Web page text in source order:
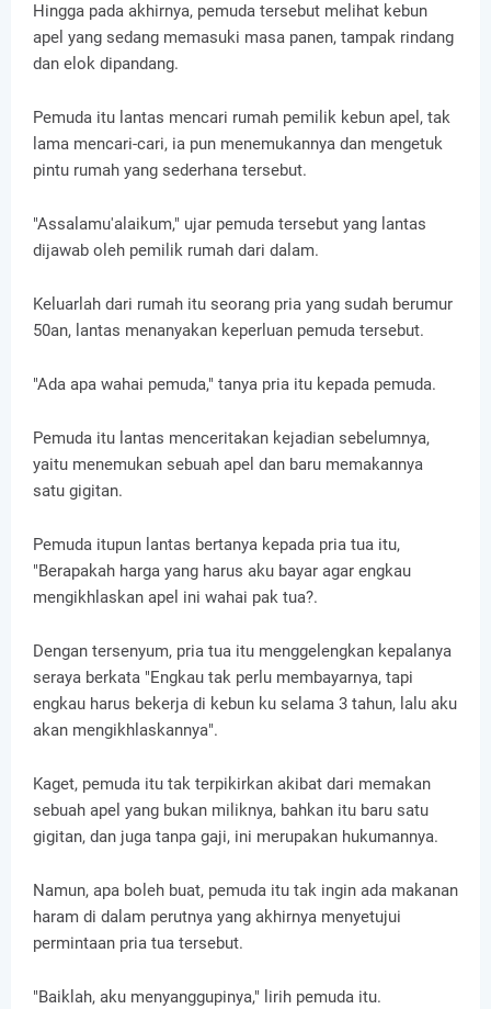
Hingga pada akhirnya, pemuda tersebut melihat kebun
apel yang sedang memasuki masa panen, tampak rindang
dan elok dipandang.
Pemuda itu lantas mencari rumah pemilik kebun apel, tak
lama mencari-cari, ia pun menemukannya dan mengetuk
pintu rumah yang sederhana tersebut.
"Assalamu'alaikum," ujar pemuda tersebut yang lantas
dijawab oleh pemilik rumah dari dalam.
Keluarlah dari rumah itu seorang pria yang sudah berumur
50an, lantas menanyakan keperluan pemuda tersebut.
"Ada apa wahai pemuda," tanya pria itu kepada pemuda.
Pemuda itu lantas menceritakan kejadian sebelumnya,
yaitu menemukan sebuah apel dan baru memakannya
satu gigitan.
Pemuda itupun lantas bertanya kepada pria tua itu,
"Berapakah harga yang harus aku bayar agar engkau
mengikhlaskan apel ini wahai pak tua?.
Dengan tersenyum, pria tua itu menggelengkan kepalanya
seraya berkata "Engkau tak perlu membayarnya, tapi
engkau harus bekerja di kebun ku selama 3 tahun, lalu aku
akan mengikhlaskannya".
Kaget, pemuda itu tak terpikirkan akibat dari memakan
sebuah apel yang bukan miliknya, bahkan itu baru satu
gigitan, dan juga tanpa gaji, ini merupakan hukumannya.
Namun, apa boleh buat, pemuda itu tak ingin ada makanan
haram di dalam perutnya yang akhirnya menyetujui
permintaan pria tua tersebut.
"Baiklah, aku menyanggupinya," lirih pemuda itu.